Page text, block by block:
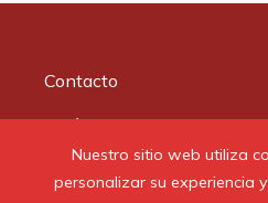
Nuestro sitio web utiliza
personalizar su experiencia
Contacto
Quiénes somos